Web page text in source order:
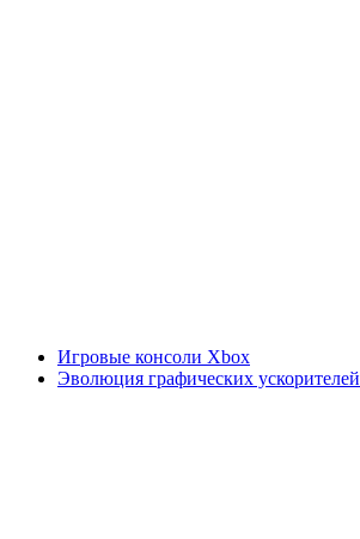
Игровые консоли Xbox
Эволюция графических